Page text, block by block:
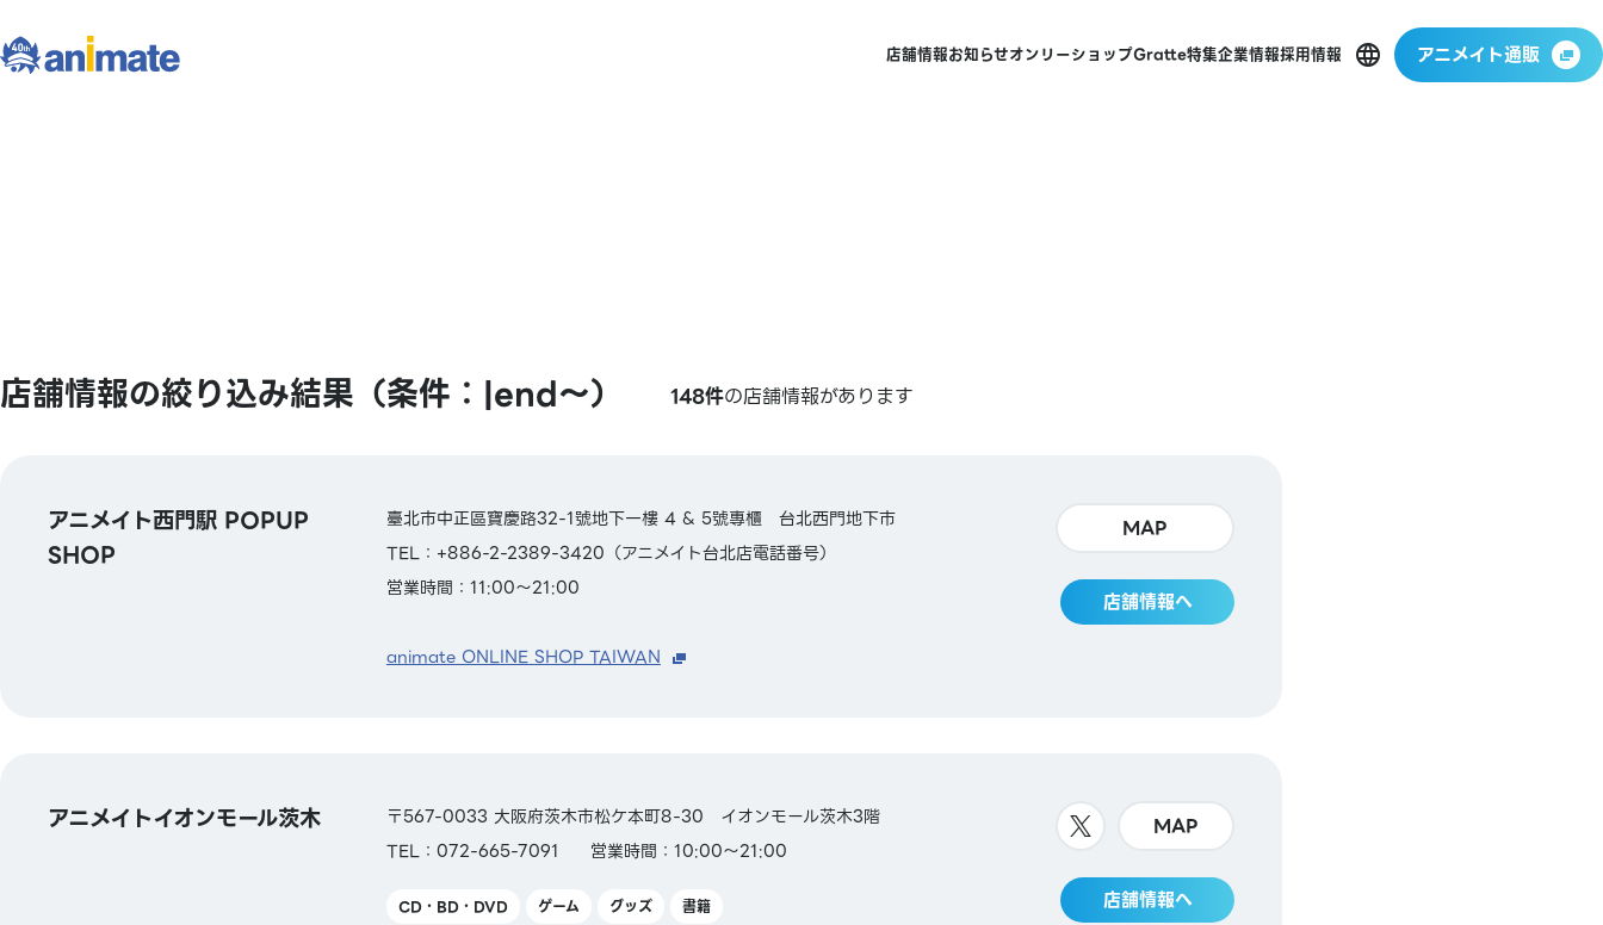
店舗情報お知らせオンリーショップGratte特集企業情報採用情報 アニメイト通販
店舗情報の絞り込み結果（条件：|end〜） 148件の店舗情報があります
アニメイト西門駅 POPUP
SHOP
臺北市中正區寶慶路32-1號地下一樓 4 & 5號專櫃 台北西門地下市
TEL：+886-2-2389-3420（アニメイト台北店電話番号）
営業時間：11:00～21:00
animate ONLINE SHOP TAIWAN
MAP
店舗情報へ
アニメイトイオンモール茨木
〒567-0033 大阪府茨木市松ケ本町8-30 イオンモール茨木3階
TEL：072-665-7091
営業時間：10:00～21:00
CD・BD・DVD ゲーム グッズ 書籍
MAP
店舗情報へ